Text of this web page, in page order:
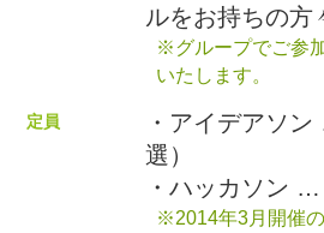
ルをお持ちの方
※グループでご参
いたします。
定員
・アイデアソ
選）
・ハッカソン
※2014年3月開催